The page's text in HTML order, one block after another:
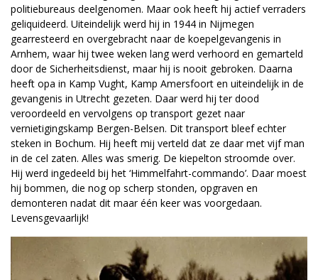
politiebureaus deelgenomen. Maar ook heeft hij actief verraders
geliquideerd. Uiteindelijk werd hij in 1944 in Nijmegen
gearresteerd en overgebracht naar de koepelgevangenis in
Arnhem, waar hij twee weken lang werd verhoord en gemarteld
door de Sicherheitsdienst, maar hij is nooit gebroken. Daarna
heeft opa in Kamp Vught, Kamp Amersfoort en uiteindelijk in de
gevangenis in Utrecht gezeten. Daar werd hij ter dood
veroordeeld en vervolgens op transport gezet naar
vernietigingskamp Bergen-Belsen. Dit transport bleef echter
steken in Bochum. Hij heeft mij verteld dat ze daar met vijf man
in de cel zaten. Alles was smerig. De kiepelton stroomde over.
Hij werd ingedeeld bij het ‘Himmelfahrt-commando’. Daar moest
hij bommen, die nog op scherp stonden, opgraven en
demonteren nadat dit maar één keer was voorgedaan.
Levensgevaarlijk!